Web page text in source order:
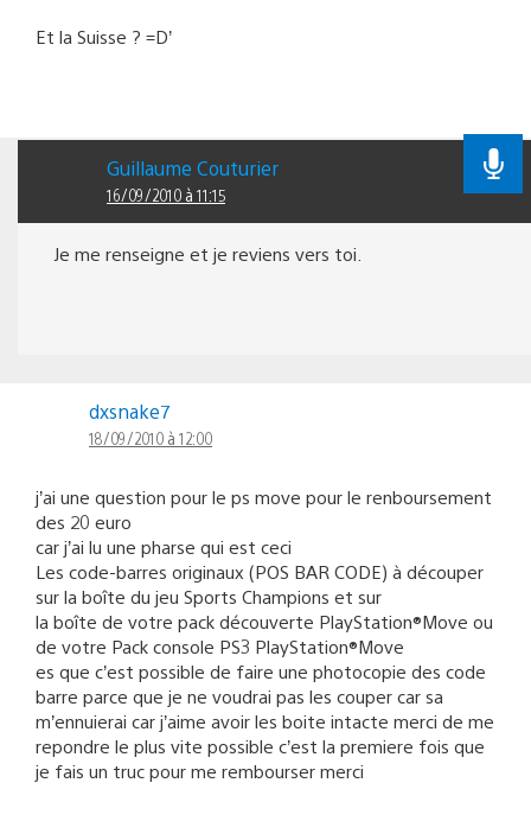
Et la Suisse ? =D’
Guillaume Couturier
16/09/2010 à 11:15
Je me renseigne et je reviens vers toi.
dxsnake7
18/09/2010 à 12:00
j’ai une question pour le ps move pour le renboursement
des 20 euro
car j’ai lu une pharse qui est ceci
Les code-barres originaux (POS BAR CODE) à découper
sur la boîte du jeu Sports Champions et sur
la boîte de votre pack découverte PlayStation®Move ou
de votre Pack console PS3 PlayStation®Move
es que c’est possible de faire une photocopie des code
barre parce que je ne voudrai pas les couper car sa
m’ennuierai car j’aime avoir les boite intacte merci de me
repondre le plus vite possible c’est la premiere fois que
je fais un truc pour me rembourser merci